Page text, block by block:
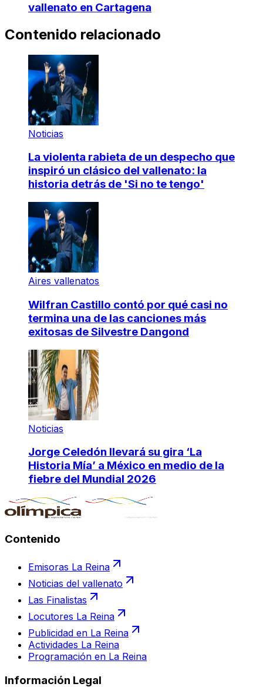
vallenato en Cartagena
Contenido relacionado
Noticias
La violenta rabieta de un despecho que
inspiró un clásico del vallenato: la
historia detrás de 'Si no te tengo'
Aires vallenatos
Wilfran Castillo contó por qué casi no
termina una de las canciones más
exitosas de Silvestre Dangond
Noticias
Jorge Celedón llevará su gira ‘La
Historia Mía’ a México en medio de la
fiebre del Mundial 2026
Contenido
Emisoras La Reina
Noticias del vallenato
Las Finalistas
Locutores La Reina
Publicidad en La Reina
Actividades La Reina
Programación en La Reina
Información Legal